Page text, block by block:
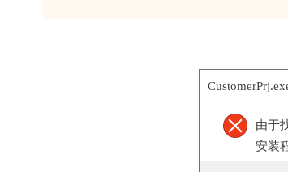
由于
安装